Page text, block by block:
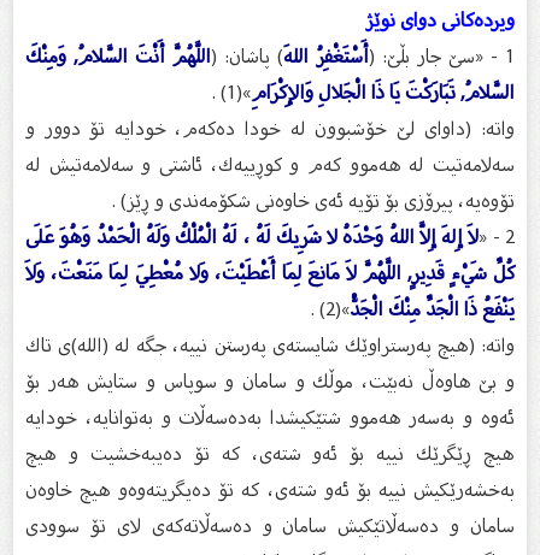
ویرده‌كانی دوای نوێژ
أَسْتَغْفِرُ اللهَ) پاشان: (اللَّهُمَّ أَنْتَ السَّلامُ, وَمِنْكَ
السَّلامُ, تَبَارَكْتَ يَا ذَا الْجَلالِ وَالإِكْرَامِ»(1) .
واته‌: (داوای لێ خۆشبوون له‌ خودا ده‌كه‌م، خودایه‌ تۆ دوور و
سه‌لامه‌تیت له‌ هه‌موو كه‌م و كوڕییه‌ك، ئاشتی و سه‌لامه‌تیش له‌
تۆوه‌یه‌، پیرۆزی بۆ تۆیه‌ ئه‌ی خاوه‌نی شكۆمه‌ندی و ڕێز) .
لاَ إِلهَ إِلاَّ اللهُ وَحْدَهُ لا شَرِيكَ لَهُ ، لَهُ الْمُلْكُ وَلَهُ الْحَمْدُ وَهُوَ عَلَى
كُلِّ شَيْءٍ قَدِيرٍ, اللَّهُمَّ لاَ مَانِعَ لِمَا أَعْطَيْتَ، وَلا مُعْطِيَ لِمَا مَنَعْتَ، وَلاَ
يَنْفَعُ ذَا الْجَدِّ مِنْكَ الْجَدُّ»(2) .
واته‌: (هیچ په‌رستراوێك شایسته‌ی په‌رستن نییه‌، جگه‌ له‌ (الله)ی تاك
و بێ هاوه‌ڵ نه‌بێت، موڵك و سامان و سوپاس و ستایش هه‌ر بۆ
ئه‌وه‌ و به‌سه‌ر هه‌موو شتێكیشدا به‌ده‌سه‌ڵات و به‌توانایه‌، خودایه‌
هیچ ڕێگرێك نییه‌ بۆ ئه‌و شته‌ی، كه‌ تۆ ده‌یبه‌خشیت و هیچ
به‌خشه‌رێكیش نییه‌ بۆ ئه‌و شته‌ی، كه‌ تۆ ده‌یگریته‌وه‌و هیچ خاوه‌ن
سامان و ده‌سه‌ڵاتێكیش سامان و ده‌سه‌ڵاته‌كه‌ی لای تۆ سوودی